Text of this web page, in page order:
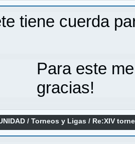
tiene cuerda
Para este
gracias!
/Torneos y Ligas / Re:XIV